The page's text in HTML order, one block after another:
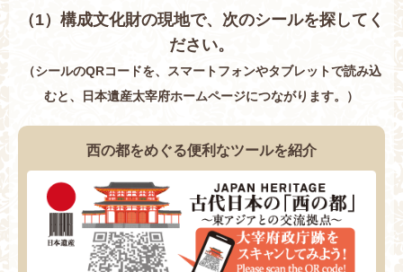
（1）構成文化財の現地で、次のシールを探してく
ださい。
（シールのQRコードを、スマートフォンやタブレットで読み込
むと、日本遺産太宰府ホームページにつながります。）
西の都をめぐる便利なツールを紹介